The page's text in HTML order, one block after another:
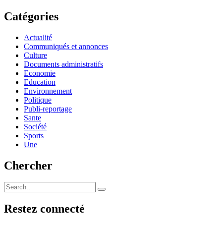
Catégories
Actualité
Communiqués et annonces
Culture
Documents administratifs
Economie
Education
Environnement
Politique
Publi-reportage
Sante
Société
Sports
Une
Chercher
Restez connecté